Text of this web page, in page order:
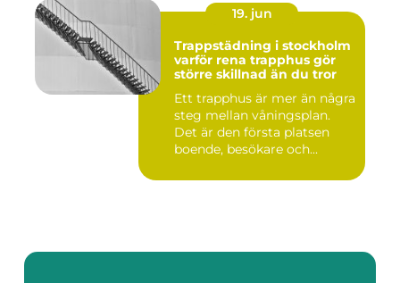
19. jun
Trappstädning i stockholm
varför rena trapphus gör
större skillnad än du tror
Ett trapphus är mer än några
steg mellan våningsplan.
Det är den första platsen
boende, besökare och...